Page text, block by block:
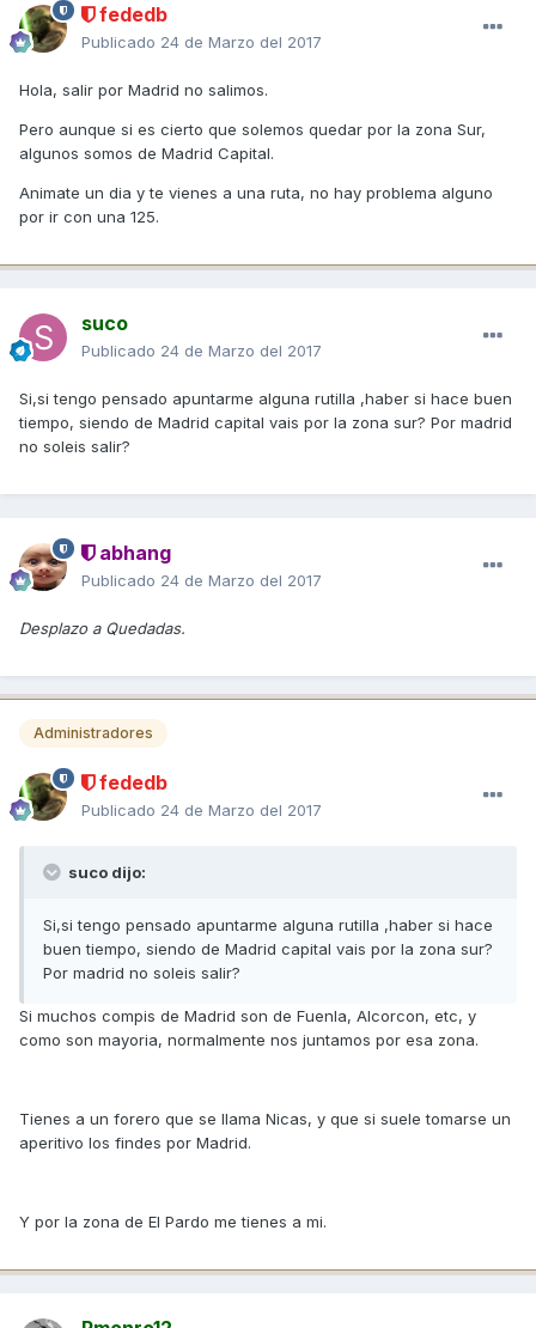
fededb
Publicado 24 de Marzo del 2017
Hola, salir por Madrid no salimos.
Pero aunque si es cierto que solemos quedar por la zona Sur,
algunos somos de Madrid Capital.
Animate un dia y te vienes a una ruta, no hay problema alguno
por ir con una 125.
suco
Publicado 24 de Marzo del 2017
Si,si tengo pensado apuntarme alguna rutilla ,haber si hace buen
tiempo, siendo de Madrid capital vais por la zona sur? Por madrid
no soleis salir?
abhang
Publicado 24 de Marzo del 2017
Desplazo a Quedadas.
Administradores
fededb
Publicado 24 de Marzo del 2017
suco dijo:
Si,si tengo pensado apuntarme alguna rutilla ,haber si hace
buen tiempo, siendo de Madrid capital vais por la zona sur?
Por madrid no soleis salir?
Si muchos compis de Madrid son de Fuenla, Alcorcon, etc, y
como son mayoria, normalmente nos juntamos por esa zona.
Tienes a un forero que se llama Nicas, y que si suele tomarse un
aperitivo los findes por Madrid.
Y por la zona de El Pardo me tienes a mi.